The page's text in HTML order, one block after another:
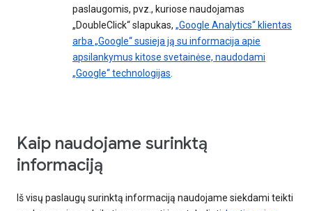
paslaugomis, pvz., kuriose naudojamas
„DoubleClick“ slapukas, „Google Analytics“ klientas
arba „Google“ susieja ją su informacija apie
apsilankymus kitose svetainėse, naudodami
„Google“ technologijas.
Kaip naudojame surinktą
informaciją
Iš visų paslaugų surinktą informaciją naudojame siekdami teikti